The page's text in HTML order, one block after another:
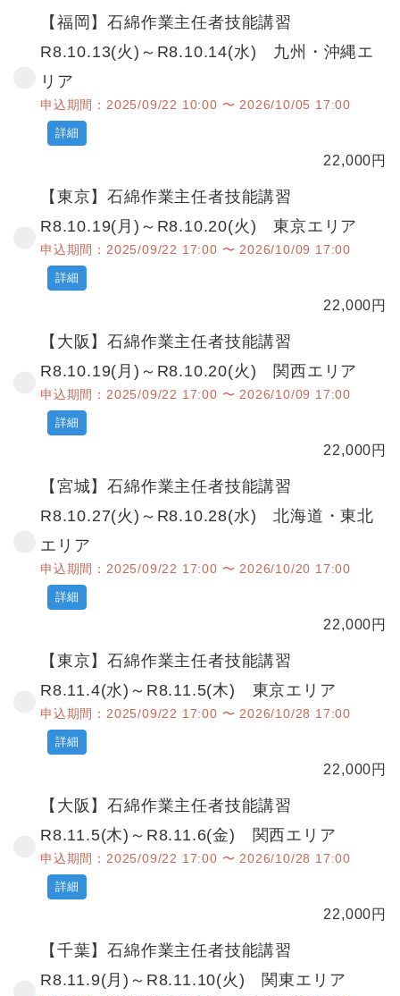
【福岡】石綿作業主任者技能講習
R8.10.13(火)～R8.10.14(水) 九州・沖縄エ
リア
申込期間：2025/09/22 10:00 〜 2026/10/05 17:00
詳細
22,000円
【東京】石綿作業主任者技能講習
R8.10.19(月)～R8.10.20(火) 東京エリア
申込期間：2025/09/22 17:00 〜 2026/10/09 17:00
詳細
22,000円
【大阪】石綿作業主任者技能講習
R8.10.19(月)～R8.10.20(火) 関西エリア
申込期間：2025/09/22 17:00 〜 2026/10/09 17:00
詳細
22,000円
【宮城】石綿作業主任者技能講習
R8.10.27(火)～R8.10.28(水) 北海道・東北
エリア
申込期間：2025/09/22 17:00 〜 2026/10/20 17:00
詳細
22,000円
【東京】石綿作業主任者技能講習
R8.11.4(水)～R8.11.5(木) 東京エリア
申込期間：2025/09/22 17:00 〜 2026/10/28 17:00
詳細
22,000円
【大阪】石綿作業主任者技能講習
R8.11.5(木)～R8.11.6(金) 関西エリア
申込期間：2025/09/22 17:00 〜 2026/10/28 17:00
詳細
22,000円
【千葉】石綿作業主任者技能講習
R8.11.9(月)～R8.11.10(火) 関東エリア